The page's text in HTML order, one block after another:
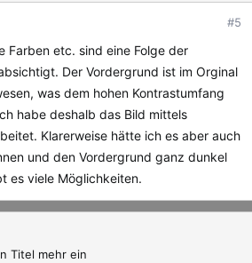
#5
Farben etc. sind eine Folge der
Der Vordergrund ist im Orginal
was dem hohen Kontrastumfang
habe deshalb das Bild mittels
Klarerweise hätte ich es aber auch
und den Vordergrund ganz dunkel
es viele Möglichkeiten.
Titel mehr ein